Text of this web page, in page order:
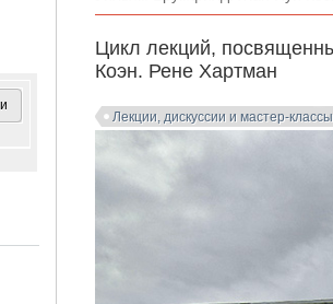
Цикл лекций,
Коэн. Рене Хартман
Лекции, дискуссии и мастер-классы